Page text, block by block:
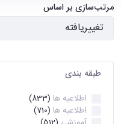
کامپیوتر
مرتب‌سازی بر اساس
طبقه بندی
اطلاعیه ها (833)
اطلاعیه ها (710)